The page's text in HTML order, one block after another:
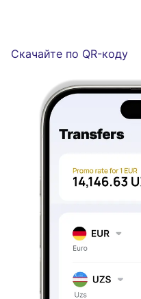
Скачайте по QR-коду